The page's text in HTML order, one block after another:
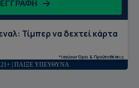
ΕΓΓΡΑΦΗ
Τίμπερ να δεχτεί κάρτα
*Ισχύουν Όροι & Προϋποθέσεις
21+ | ΠΑΙΞΕ ΥΠΕΥΘΥΝΑ